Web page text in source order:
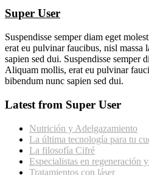
Super User
Suspendisse semper diam eget
erat eu pulvinar faucibus, nisl massa
sapien sed dui. Suspendisse semper
Aliquam mollis, erat eu pulvinar
bibendum nunc sapien sed dui.
Latest from Super User
Nutrición y Adelgazamiento
La última tecnología para tu
La filosofía Cifré
Especialistas en regeneración
Tratamientos con láser